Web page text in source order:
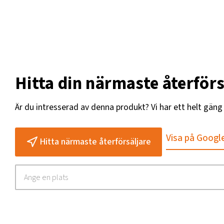
Hitta din närmaste
Är du intresserad av denna produkt? Vi har ett helt
Hitta närmaste återförsäljare Visa på